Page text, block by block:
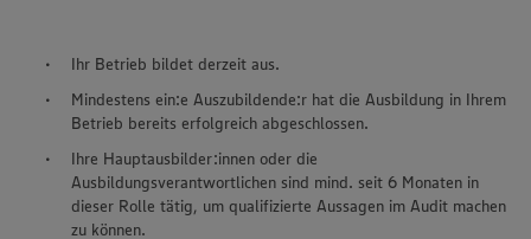
Ihr Betrieb bildet derzeit aus.
Mindestens ein:e Auszubildende:r hat die Ausbildung in Ihrem
Betrieb bereits erfolgreich abgeschlossen.
Ihre Hauptausbilder:innen oder die
Ausbildungsverantwortlichen sind mind. seit 6 Monaten in
dieser Rolle tätig, um qualifizierte Aussagen im Audit machen
zu können.